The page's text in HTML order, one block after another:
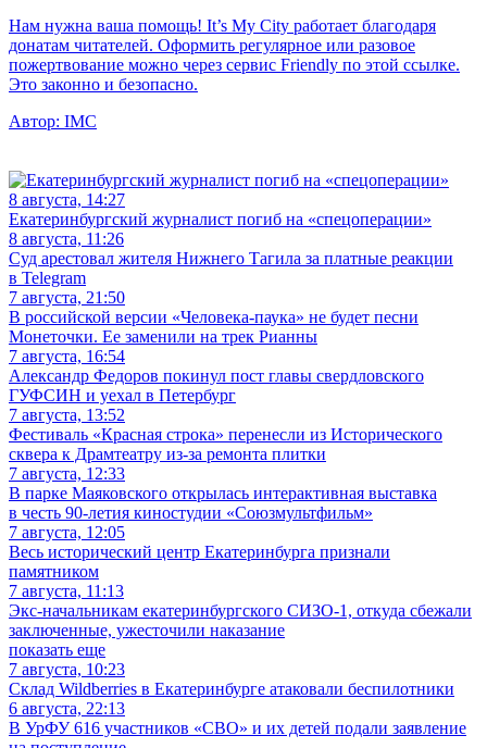
Нам нужна ваша помощь! It’s My City работает благодаря
донатам читателей. Оформить регулярное или разовое
пожертвование можно через сервис Friendly по этой ссылке.
Это законно и безопасно.
Автор: IMC
8 августа, 14:27
Екатеринбургский журналист погиб на «спецоперации»
8 августа, 11:26
Суд арестовал жителя Нижнего Тагила за платные реакции
в Telegram
7 августа, 21:50
В российской версии «Человека-паука» не будет песни
Монеточки. Ее заменили на трек Рианны
7 августа, 16:54
Александр Федоров покинул пост главы свердловского
ГУФСИН и уехал в Петербург
7 августа, 13:52
Фестиваль «Красная строка» перенесли из Исторического
сквера к Драмтеатру из-за ремонта плитки
7 августа, 12:33
В парке Маяковского открылась интерактивная выставка
в честь 90-летия киностудии «Союзмультфильм»
7 августа, 12:05
Весь исторический центр Екатеринбурга признали
памятником
7 августа, 11:13
Экс-начальникам екатеринбургского СИЗО-1, откуда сбежали
заключенные, ужесточили наказание
показать еще
7 августа, 10:23
Склад Wildberries в Екатеринбурге атаковали беспилотники
6 августа, 22:13
В УрФУ 616 участников «СВО» и их детей подали заявление